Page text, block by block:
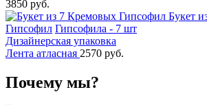
3850 руб.
Букет
Гипсофил Гипсофила - 7 шт
Дизайнерская упаковка
Лента атласная 2570 руб.
Почему мы?